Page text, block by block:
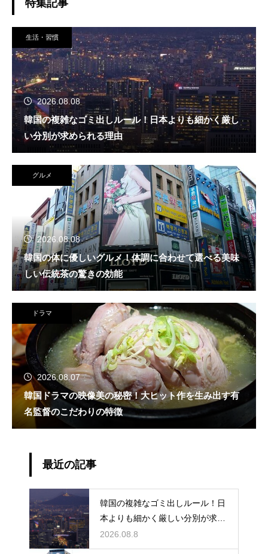
特集記事
生活・習慣
2026.08.08
韓国の複雑なゴミ出しルール！日本よりも細かく厳し
い分別が求められる理由
グルメ
2026.08.08
韓国の体に優しいグルメ！体調に合わせて選べる美味
しい伝統茶の驚きの効能
ドラマ
2026.08.07
韓国ドラマの映像美の秘密！大ヒット作を生み出す有
名監督のこだわりの特徴
最近の記事
韓国の複雑なゴミ出しルール！日
本よりも細かく厳しい分別が求め
られる理由
2026.08.8